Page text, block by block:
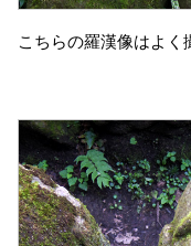
こちらの羅漢像はよく